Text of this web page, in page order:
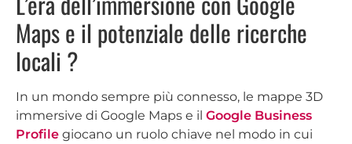
Maps e il potenziale delle ricerche
locali ?
In un mondo sempre più connesso, le mappe 3D
immersive di Google Maps e il Google Business
Profile giocano un ruolo chiave nel modo in cui